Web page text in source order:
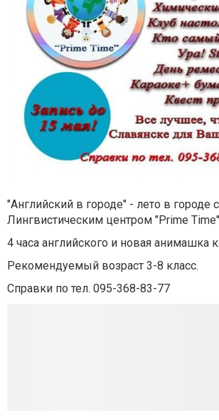
"Английский в городе" - лето в городе с
Лингвистическим центром "Prime
4 часа английского и новая анимашка
Рекомендуемый возраст 3-8 класс.
Справки по тел. 095-368-83-77